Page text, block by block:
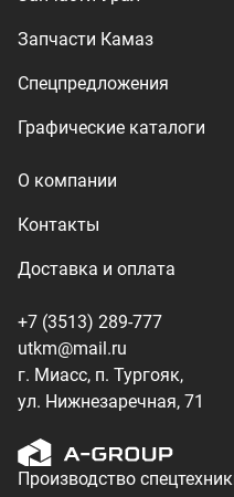
ул. Нижнезаречная, 71
Производство спецтехники
ООО «УралТехКом», 2026
Разработка — ALGUS